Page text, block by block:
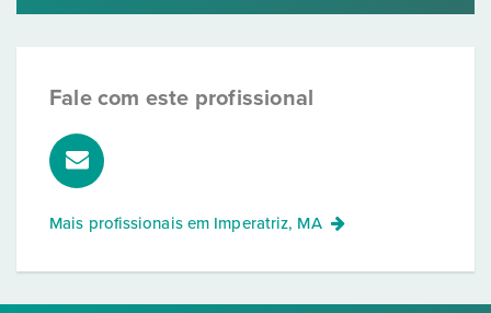
Fale com este profissional
Mais profissionais em Imperatriz, MA